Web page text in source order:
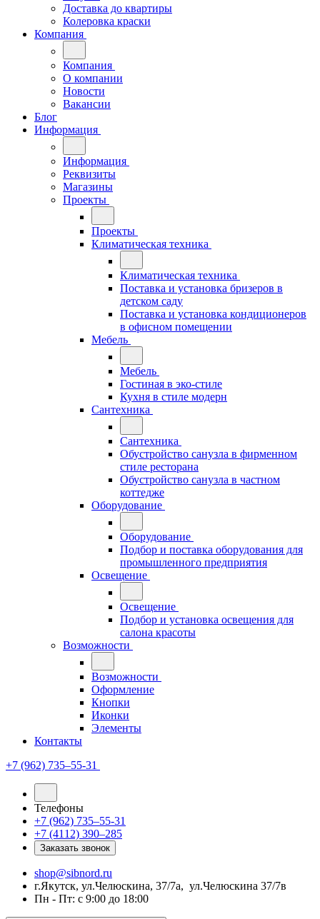
Доставка до квартиры
Колеровка краски
Компания
Компания
О компании
Новости
Вакансии
Блог
Информация
Информация
Реквизиты
Магазины
Проекты
Проекты
Климатическая техника
Климатическая техника
Поставка и установка бризеров в
детском саду
Поставка и установка кондиционеров
в офисном помещении
Мебель
Мебель
Гостиная в эко-стиле
Кухня в стиле модерн
Сантехника
Сантехника
Обустройство санузла в фирменном
стиле ресторана
Обустройство санузла в частном
коттедже
Оборудование
Оборудование
Подбор и поставка оборудования для
промышленного предприятия
Освещение
Освещение
Подбор и установка освещения для
салона красоты
Возможности
Возможности
Оформление
Кнопки
Иконки
Элементы
Контакты
+7 (962) 735‒55-31
Телефоны
+7 (962) 735‒55-31
+7 (4112) 390‒285
Заказать звонок
shop@sibnord.ru
​г.Якутск, ул.Челюскина, 37/7а, ул.Челюскина 37/7в
Пн - Пт: с 9:00 до 18:00